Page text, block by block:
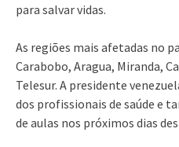
para salvar vidas.
As regiões mais afetadas no
Carabobo, Aragua, Miranda,
Telesur. A presidente
dos profissionais de saúde e
de aulas nos próximos dias